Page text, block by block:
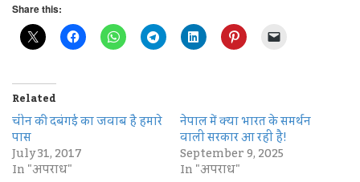
Share this:
Related
चीन की दबंगई का जवाब है हमारे
पास
July 31, 2017
In "अपराध"
नेपाल में क्या भारत के समर्थन
वाली सरकार आ रही है!
September 9, 2025
In "अपराध"